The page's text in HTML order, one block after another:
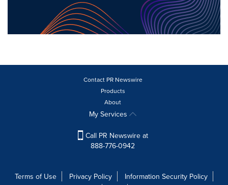
Contact PR Newswire
Products
About
My Services
Call PR Newswire at
888-776-0942
Terms of Use Privacy Policy
Information Security Policy